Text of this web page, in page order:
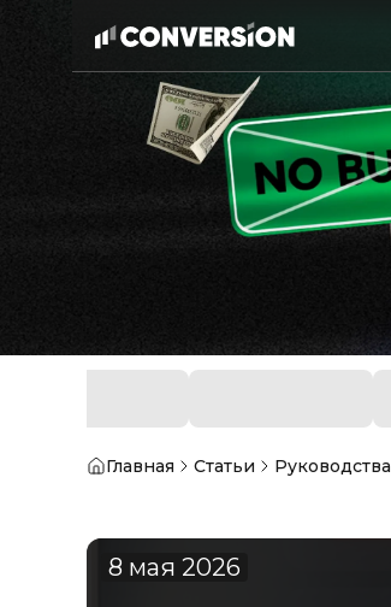
Главная Статьи Руководства
8 мая 2026